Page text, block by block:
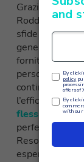
Grazie
Rodd Hotels &
sfide legate
generazione di
fornito loro
personalizzati
continuità con
l’efficienza
flessibile e
perfettamente
Resorts,
esperienze di